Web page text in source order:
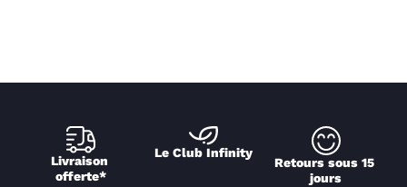
Livraison
offerte*
Le Club Infinity
Retours sous 15
jours